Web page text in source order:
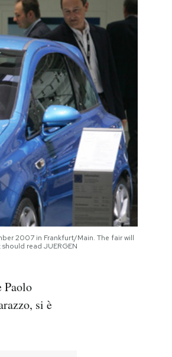
2007 in Frankfurt/Main. The fair will
read JUERGEN
Paolo
si è